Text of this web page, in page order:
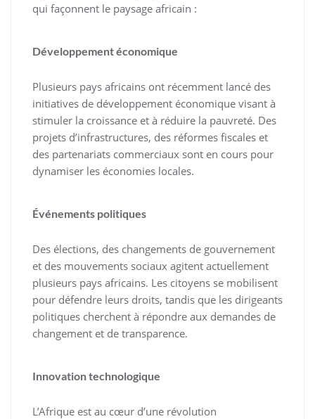
qui façonnent le paysage africain :
Développement économique
Plusieurs pays africains ont récemment lancé des
initiatives de développement économique visant à
stimuler la croissance et à réduire la pauvreté. Des
projets d’infrastructures, des réformes fiscales et
des partenariats commerciaux sont en cours pour
dynamiser les économies locales.
Événements politiques
Des élections, des changements de gouvernement
et des mouvements sociaux agitent actuellement
plusieurs pays africains. Les citoyens se mobilisent
pour défendre leurs droits, tandis que les dirigeants
politiques cherchent à répondre aux demandes de
changement et de transparence.
Innovation technologique
L’Afrique est au cœur d’une révolution